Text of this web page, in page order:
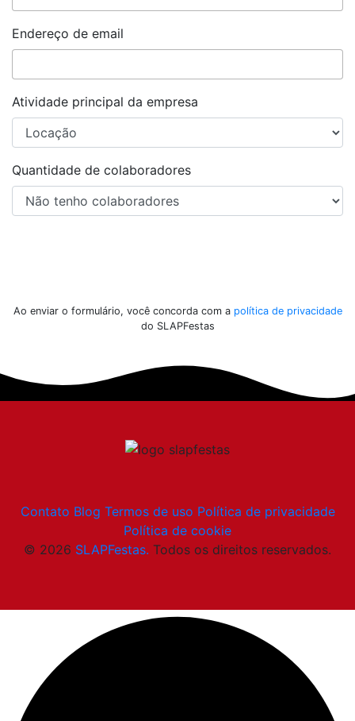
Endereço de email
Atividade principal da empresa
Quantidade de colaboradores
Ao enviar o formulário, você concorda com a política de privacidade
do SLAPFestas
Contato Blog Termos de uso Política de privacidade
Política de cookie
© 2026 SLAPFestas. Todos os direitos reservados.